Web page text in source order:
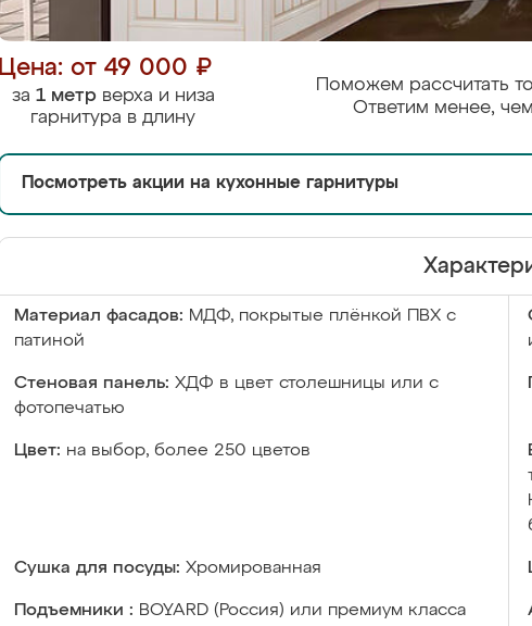
Цена: от 49 000 ₽
за 1 метрверха и низа
гарнитура в длину
Поможем рассчитать
Ответим менее,
Посмотреть акции на кухонные гарнитуры
Материал фасадов: МДФ, покрытые плёнкой ПВХ с
патиной
Стеновая панель: ХДФ в цвет столешницы или с
фотопечатью
Цвет: на выбор, более 250 цветов
Сушка для посуды: Хромированная
Подъемники : BOYARD (Россия) или премиум класса